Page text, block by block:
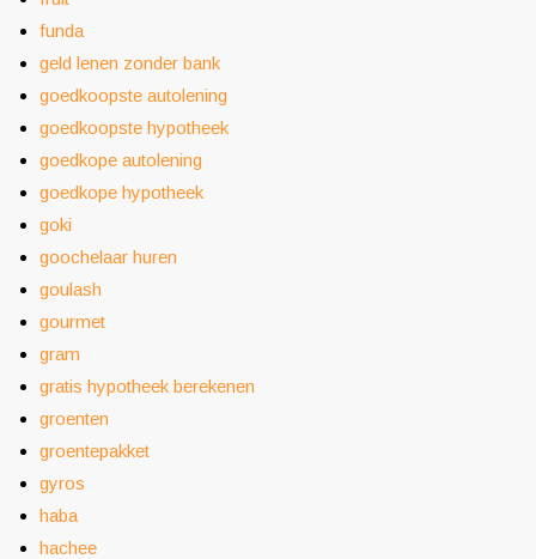
funda
geld lenen zonder bank
goedkoopste autolening
goedkoopste hypotheek
goedkope autolening
goedkope hypotheek
goki
goochelaar huren
goulash
gourmet
gram
gratis hypotheek berekenen
groenten
groentepakket
gyros
haba
hachee